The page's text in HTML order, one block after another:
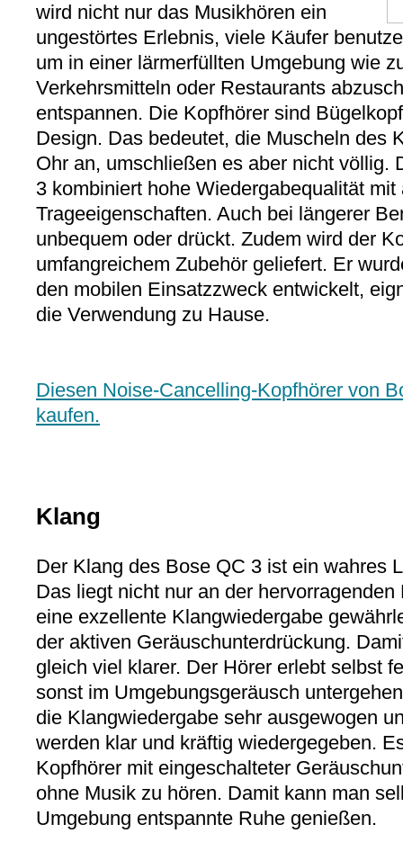
wird nicht nur das Musikhören ein
ungestörtes Erlebnis, viele Käufer
um in einer lärmerfüllten Umgebung wie
Verkehrsmitteln oder Restaurants
entspannen. Die Kopfhörer sind
Design. Das bedeutet, die Muscheln des
Ohr an, umschließen es aber nicht völlig.
3 kombiniert hohe Wiedergabequalität
Trageeigenschaften. Auch bei längerer
unbequem oder drückt. Zudem wird der
umfangreichem Zubehör geliefert. Er
den mobilen Einsatzzweck entwickelt,
die Verwendung zu Hause.
Diesen Noise-Cancelling-Kopfhörer von
kaufen.
Klang
Der Klang des Bose QC 3 ist ein wahres
Das liegt nicht nur an der
eine exzellente Klangwiedergabe
der aktiven Geräuschunterdrückung.
gleich viel klarer. Der Hörer erlebt selbst
sonst im Umgebungsgeräusch
die Klangwiedergabe sehr ausgewogen
werden klar und kräftig wiedergegeben.
Kopfhörer mit eingeschalteter
ohne Musik zu hören. Damit kann man
Umgebung entspannte Ruhe genießen.